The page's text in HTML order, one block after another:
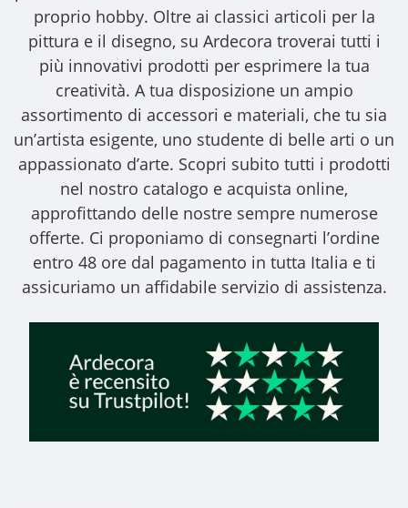
proprio hobby. Oltre ai classici articoli per la
pittura e il disegno, su Ardecora troverai tutti i
più innovativi prodotti per esprimere la tua
creatività. A tua disposizione un ampio
assortimento di accessori e materiali, che tu sia
un’artista esigente, uno studente di belle arti o un
appassionato d’arte. Scopri subito tutti i prodotti
nel nostro catalogo e acquista online,
approfittando delle nostre sempre numerose
offerte. Ci proponiamo di consegnarti l’ordine
entro 48 ore dal pagamento in tutta Italia e ti
assicuriamo un affidabile servizio di assistenza.